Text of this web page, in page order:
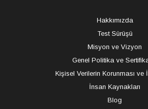
Hakkımızda
Test Sürüşü
Misyon ve Vizyon
Genel Politika ve
Kişisel Verilerin Korunması ve
İnsan Kaynakları
Blog